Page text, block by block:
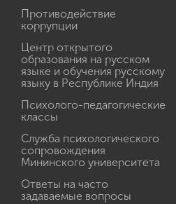
Противодействие
коррупции
Центр открытого
образования на русском
языке и обучения русскому
языку в Республике Индия
Психолого-педагогические
классы
Служба психологического
сопровождения
Мининского университета
Ответы на часто
задаваемые вопросы